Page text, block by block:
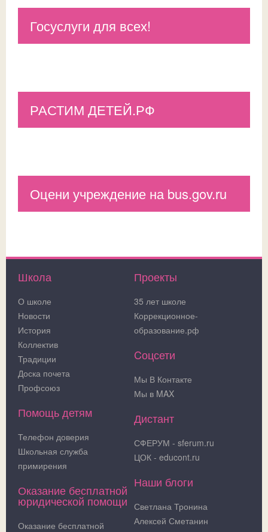
Госуслуги для всех!
РАСТИМ ДЕТЕЙ.РФ
Оцени учреждение на bus.gov.ru
Школа
О школе
Новости
История
Коллектив
Традиции
Доска почета
Профсоюз
Помощь детям
Телефон доверия
Школьная служба
примирения
Оказание бесплатной
юридической помощи
Оказание бесплатной
Проекты
35 лет школе
Коррекционное-
образование.рф
Cоцсети
Мы В Контакте
Мы в MAX
Дистант
СФЕРУМ - sferum.ru
ЦОК - educont.ru
Наши блоги
Светлана Тронина
Алексей Сметанин